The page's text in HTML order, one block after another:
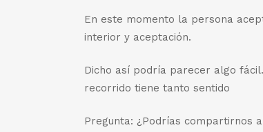
En este momento la persona
interior y aceptación.
Dicho así podría parecer algo
recorrido tiene tanto sentido
Pregunta: ¿Podrías compartirnos